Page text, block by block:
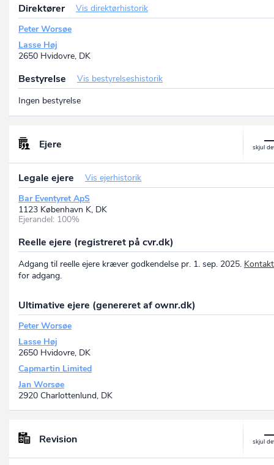
Direktører
Vis direktørhistorik
Peter Worsøe
Lasse Høj
2650 Hvidovre, DK
Bestyrelse
Vis bestyrelseshistorik
Ingen bestyrelse
Ejere
Legale ejere
Vis ejerhistorik
Bar Eventyret ApS
1123 København K, DK
Ejerandel: 100%
Reelle ejere (registreret på cvr.dk)
Adgang til reelle ejere kræver godkendelse pr. 1. sep. 2025.
for adgang.
Ultimative ejere (genereret af ownr.dk)
Peter Worsøe
Lasse Høj
2650 Hvidovre, DK
Capmartin Limited
Jan Worsøe
2920 Charlottenlund, DK
Revision